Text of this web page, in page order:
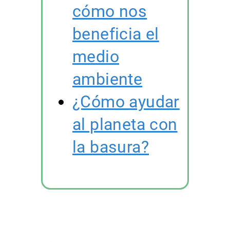
cómo nos
beneficia el
medio
ambiente
¿Cómo ayudar
al planeta con
la basura?